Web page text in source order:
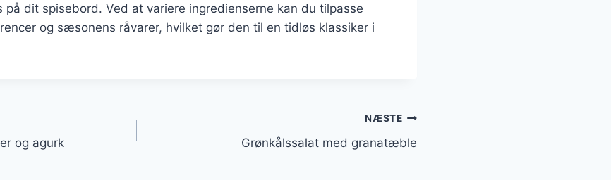
på dit spisebord. Ved at variere ingredienserne kan du tilpasse
og sæsonens råvarer, hvilket gør den til en tidløs klassiker i
og agurk
NÆSTE
Grønkålssalat med granatæble